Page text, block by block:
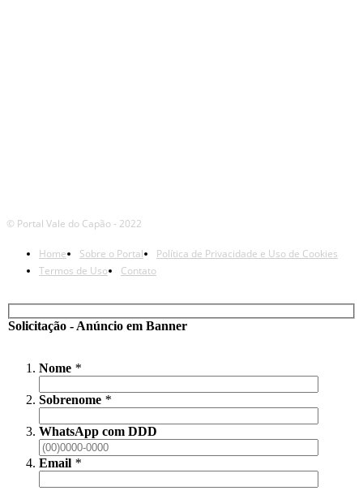
© Portal Vale do Capão - 2022
Home Sobre o Portal
Política de Privacidade e Uso de Cookies
Termos de Uso
Contato
Solicitação - Anúncio em Banner
Nome *
Sobrenome *
WhatsApp com DDD
Email *